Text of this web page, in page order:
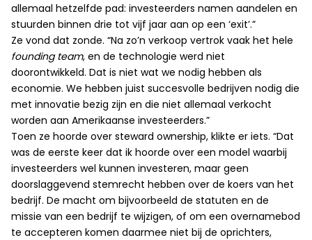
allemaal hetzelfde pad: investeerders namen aandelen en
stuurden binnen drie tot vijf jaar aan op een ‘exit’.”
Ze vond dat zonde. “Na zo’n verkoop vertrok vaak het hele
founding team, en de technologie werd niet
doorontwikkeld. Dat is niet wat we nodig hebben als
economie. We hebben juist succesvolle bedrijven nodig die
met innovatie bezig zijn en die niet allemaal verkocht
worden aan Amerikaanse investeerders.”
Toen ze hoorde over steward ownership, klikte er iets. “Dat
was de eerste keer dat ik hoorde over een model waarbij
investeerders wel kunnen investeren, maar geen
doorslaggevend stemrecht hebben over de koers van het
bedrijf. De macht om bijvoorbeeld de statuten en de
missie van een bedrijf te wijzigen, of om een overnamebod
te accepteren komen daarmee niet bij de oprichters,